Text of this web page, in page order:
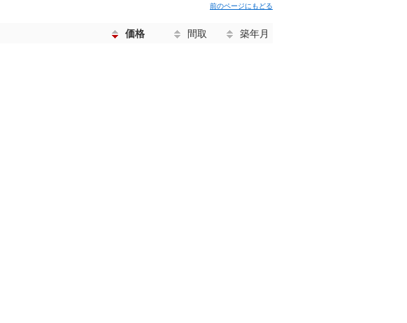
価格 間取 築年月
前のページにもどる